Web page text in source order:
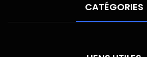
CATÉGORIES